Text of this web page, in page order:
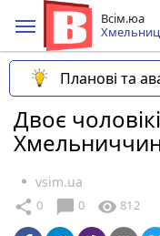
Всім.юа
Планові та
Двоє
vsim.ua
share 0 chat_bubble 0 visibility 812